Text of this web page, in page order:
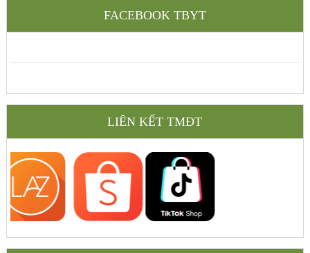
FACEBOOK TBYT
LIÊN KẾT TMĐT